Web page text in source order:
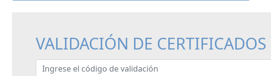
VALIDACIÓN DE CERTIFICADOS
Ingrese el código de validación